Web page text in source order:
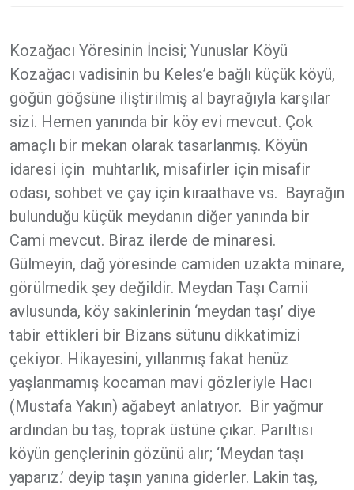
Kozağacı Yöresinin İncisi; Yunuslar Köyü
Kozağacı vadisinin bu Keles’e bağlı küçük köyü,
göğün göğsüne iliştirilmiş al bayrağıyla karşılar
sizi. Hemen yanında bir köy evi mevcut. Çok
amaçlı bir mekan olarak tasarlanmış. Köyün
idaresi için muhtarlık, misafirler için misafir
odası, sohbet ve çay için kıraathave vs. Bayrağın
bulunduğu küçük meydanın diğer yanında bir
Cami mevcut. Biraz ilerde de minaresi.
Gülmeyin, dağ yöresinde camiden uzakta minare,
görülmedik şey değildir. Meydan Taşı Camii
avlusunda, köy sakinlerinin ‘meydan taşı’ diye
tabir ettikleri bir Bizans sütunu dikkatimizi
çekiyor. Hikayesini, yıllanmış fakat henüz
yaşlanmamış kocaman mavi gözleriyle Hacı
(Mustafa Yakın) ağabeyt anlatıyor. Bir yağmur
ardından bu taş, toprak üstüne çıkar. Parıltısı
köyün gençlerinin gözünü alır; ‘Meydan taşı
yaparız.’ deyip taşın yanına giderler. Lakin taş,